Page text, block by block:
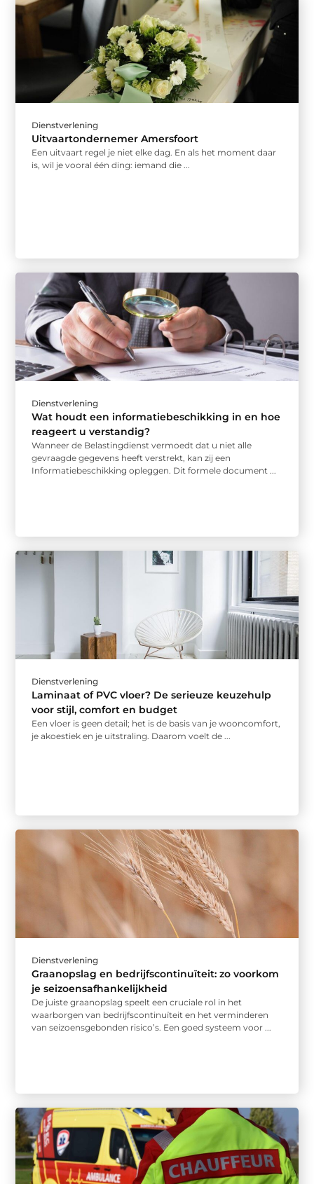
Dienstverlening
Uitvaartondernemer Amersfoort
Een uitvaart regel je niet elke dag. En als het moment daar
is, wil je vooral één ding: iemand die ...
Dienstverlening
Wat houdt een informatiebeschikking in en hoe
reageert u verstandig?
Wanneer de Belastingdienst vermoedt dat u niet alle
gevraagde gegevens heeft verstrekt, kan zij een
Informatiebeschikking opleggen. Dit formele document ...
Dienstverlening
Laminaat of PVC vloer? De serieuze keuzehulp
voor stijl, comfort en budget
Een vloer is geen detail; het is de basis van je wooncomfort,
je akoestiek en je uitstraling. Daarom voelt de ...
Dienstverlening
Graanopslag en bedrijfscontinuïteit: zo voorkom
je seizoensafhankelijkheid
De juiste graanopslag speelt een cruciale rol in het
waarborgen van bedrijfscontinuïteit en het verminderen
van seizoensgebonden risico’s. Een goed systeem voor ...